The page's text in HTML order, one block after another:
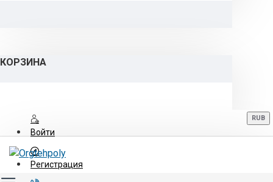
КОРЗИНА
Войти
Регистрация
RUB